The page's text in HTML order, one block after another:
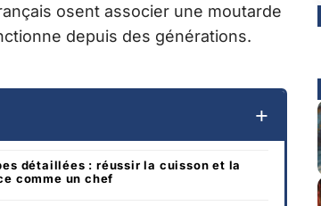
osent associer une moutarde
depuis des générations.
détaillées : réussir la cuisson et la
comme un chef